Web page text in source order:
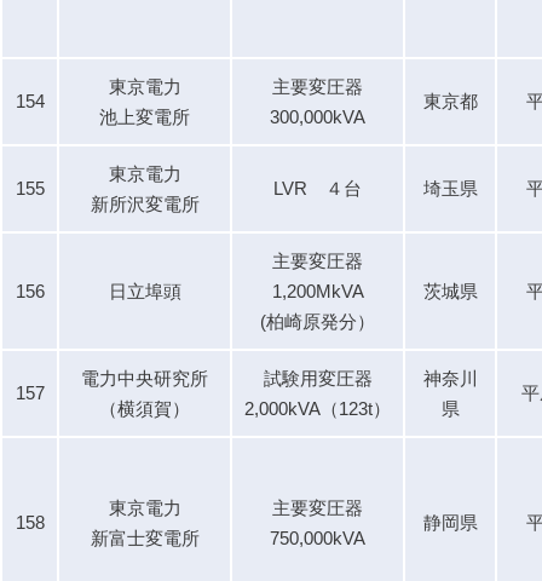
154
東京電力
池上変電所
主要変圧器
300,000kVA
東京都
155
東京電力
新所沢変電所
LVR ４台 埼玉県
156 日立埠頭
主要変圧器
1,200MkVA
(柏崎原発分）
茨城県
157
電力中央研究所
（横須賀）
試験用変圧器
2,000kVA（123t）
神奈川
県
158
東京電力
新富士変電所
主要変圧器
750,000kVA
静岡県